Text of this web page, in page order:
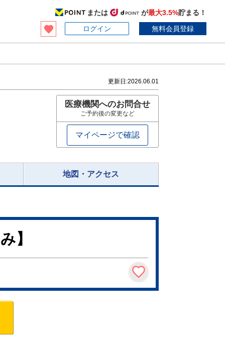
または が最大3.5%貯まる！
ログイン
無料会員登録
更新日:2026.06.01
医療機関へのお問合せ
ご予約後の変更など
マイページで確認
地図・アクセス
】